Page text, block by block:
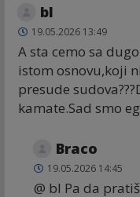
bl
19.05.2026 13:49
A sta cemo sa
istom osnovu,koji
presude
kamate.Sad smo
Braco
19.05.2026 14:45
@ bl Pa da